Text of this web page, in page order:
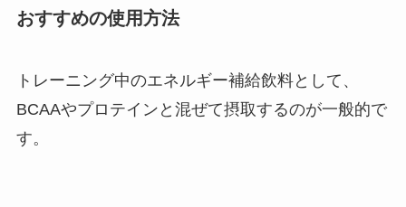
おすすめの使用方法
トレーニング中のエネルギー補給飲料として、
BCAAやプロテインと混ぜて摂取するのが一般的で
す。